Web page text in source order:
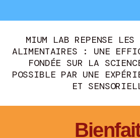
MIUM LAB REPENSE LES
ALIMENTAIRES : UNE
FONDÉE SUR LA
POSSIBLE PAR UNE
ET